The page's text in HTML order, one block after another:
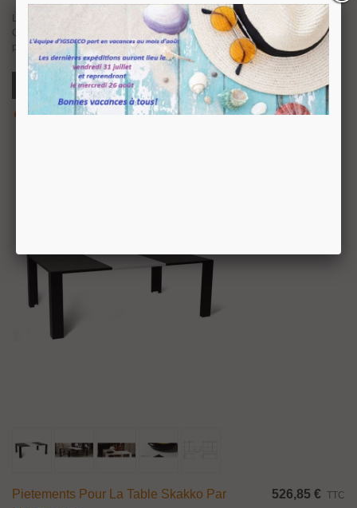
L'élégante table basse de forme rectangulaire, Vanity by Motusmentis.
Quatre structures en métal laqué d'épaisseur 3 mm sur lequel repose un
plateau en verre ou en métal laqué.
Ajouter Au Panier
Aperçu
Pietements Pour La Table Skakko Par
526,85 € TTC